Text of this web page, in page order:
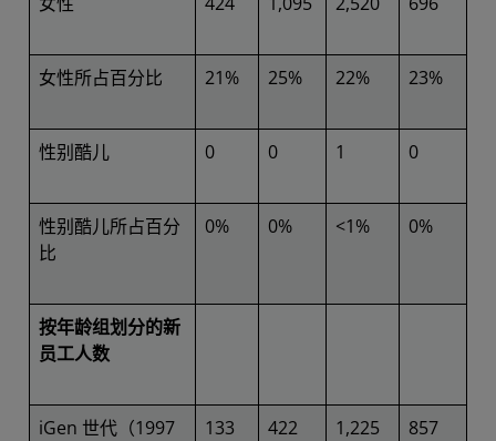
女性所占百分比 21% 25% 22% 23%
性别酷儿 0 0 1 0
性别酷儿所占百分
比
0% 0% <1% 0%
按年龄组划分的新
员工人数
iGen 世代（1997
133 422 1,225 857